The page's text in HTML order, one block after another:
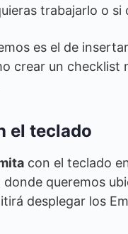
trabajarlo o
es el de
crear un checklist
el teclado
con el teclado
queremos
desplegar los